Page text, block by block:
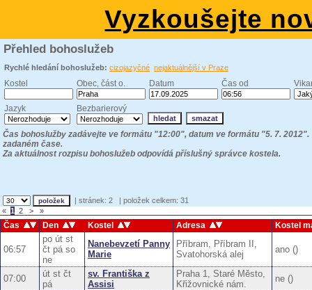
Vyzkoušejte
Přehled bohoslužeb
Rychlé hledání bohoslužeb: cizojazyčné nejaktuálnější v Praze
Kostel Obec, část o. Datum Čas od
Jazyk Bezbarierový
smazat
Čas bohoslužby zadávejte ve formátu "12:00", datum ve formátu "5. 7.
zadaném čase.
Za aktuálnost rozpisu bohoslužeb odpovídá příslušný správce kostela.
| stránek: 2
| položek celkem: 31
« 1 2 > »
Čas Den Kostel Adresa Kostel
06:57
po út st
čt pá so
ne
Nanebevzetí Panny
Marie
Příbram, Příbram II,
Svatohorská alej
ano ()
07:00
út st čt
pá
sv. Františka z
Assisi
Praha 1, Staré Město,
Křižovnické nám.
ne ()